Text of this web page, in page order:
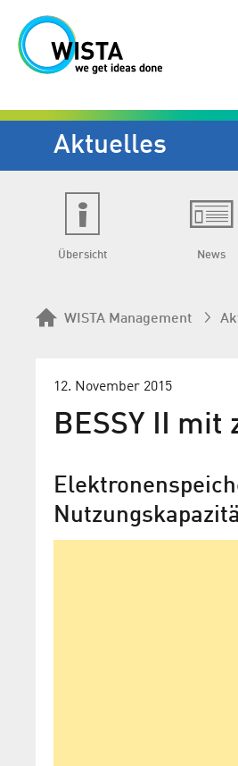
Aktuelles
Übersicht News
WISTA Management
12. November 2015
BESSY II